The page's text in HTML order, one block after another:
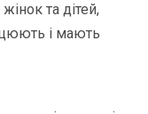
та дітей,
і мають